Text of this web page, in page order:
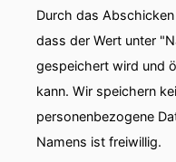
Durch das
dass der Wert unter
gespeichert wird und
kann. Wir speichern
personenbezogene
Namens ist freiwillig.